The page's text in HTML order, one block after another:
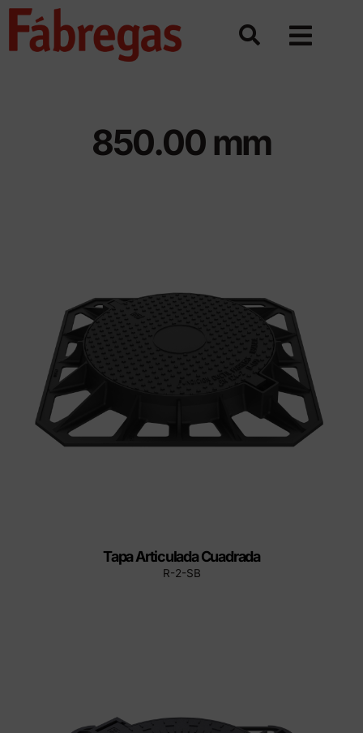
Saltar
850.00 mm
Tapa Articulada Cuadrada
R-2-SB